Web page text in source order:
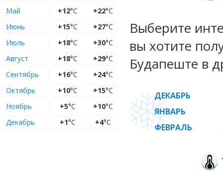
Май
+12°C +22°C
Июнь
+15°C +27°C
Июль
+18°C +30°C
Август
+18°C +29°C
Сентябрь
+16°C +24°C
Октябрь
+10°C +15°C
Ноябрь
+5°C +10°C
Декабрь
+1°C +4°C
Выберите
вы хотите
Будапеште в
ДЕКАБРЬ
ЯНВАРЬ
ФЕВРАЛЬ